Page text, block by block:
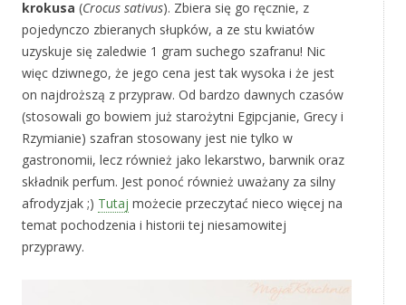
krokusa (Crocus sativus). Zbiera się go ręcznie, z
pojedynczo zbieranych słupków, a ze stu kwiatów
uzyskuje się zaledwie 1 gram suchego szafranu! Nic
więc dziwnego, że jego cena jest tak wysoka i że jest
on najdroższą z przypraw. Od bardzo dawnych czasów
(stosowali go bowiem już starożytni Egipcjanie, Grecy i
Rzymianie) szafran stosowany jest nie tylko w
gastronomii, lecz również jako lekarstwo, barwnik oraz
składnik perfum. Jest ponoć również uważany za silny
afrodyzjak ;) Tutaj możecie przeczytać nieco więcej na
temat pochodzenia i historii tej niesamowitej
przyprawy.